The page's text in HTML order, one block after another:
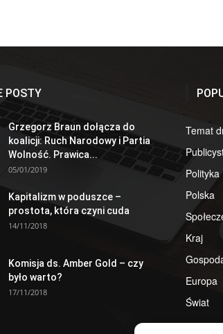
POSTY
Grzegorz Braun dołącza do
koalicji: Ruch Narodowy i Partia
Wolność. Prawica...
05/01/2019
Kapitalizm w poduszce –
prostota, która czyni cuda
14/11/2018
Komisja ds. Amber Gold – czy
było warto?
17/11/2018
Temat
Polityka
Polska
Kraj
Europa
Świat